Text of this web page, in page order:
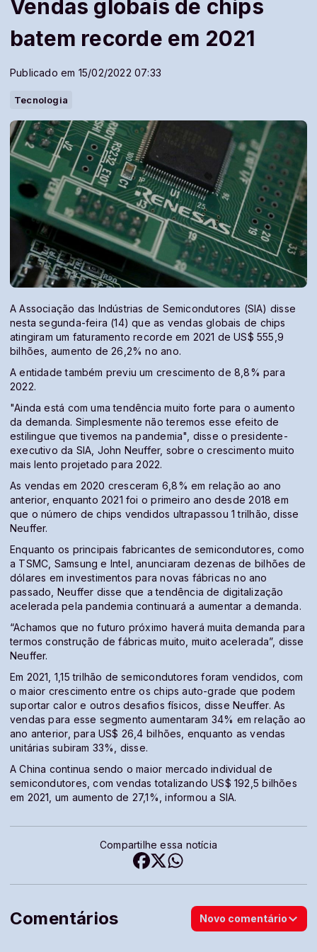
Vendas globais de chips
batem recorde em 2021
Publicado em 15/02/2022 07:33
Tecnologia
A Associação das Indústrias de Semicondutores (SIA) disse
nesta segunda-feira (14) que as vendas globais de chips
atingiram um faturamento recorde em 2021 de US$ 555,9
bilhões, aumento de 26,2% no ano.
A entidade também previu um crescimento de 8,8% para
2022.
"Ainda está com uma tendência muito forte para o aumento
da demanda. Simplesmente não teremos esse efeito de
estilingue que tivemos na pandemia", disse o presidente-
executivo da SIA, John Neuffer, sobre o crescimento muito
mais lento projetado para 2022.
As vendas em 2020 cresceram 6,8% em relação ao ano
anterior, enquanto 2021 foi o primeiro ano desde 2018 em
que o número de chips vendidos ultrapassou 1 trilhão, disse
Neuffer.
Enquanto os principais fabricantes de semicondutores, como
a TSMC, Samsung e Intel, anunciaram dezenas de bilhões de
dólares em investimentos para novas fábricas no ano
passado, Neuffer disse que a tendência de digitalização
acelerada pela pandemia continuará a aumentar a demanda.
“Achamos que no futuro próximo haverá muita demanda para
termos construção de fábricas muito, muito acelerada”, disse
Neuffer.
Em 2021, 1,15 trilhão de semicondutores foram vendidos, com
o maior crescimento entre os chips auto-grade que podem
suportar calor e outros desafios físicos, disse Neuffer. As
vendas para esse segmento aumentaram 34% em relação ao
ano anterior, para US$ 26,4 bilhões, enquanto as vendas
unitárias subiram 33%, disse.
A China continua sendo o maior mercado individual de
semicondutores, com vendas totalizando US$ 192,5 bilhões
em 2021, um aumento de 27,1%, informou a SIA.
Compartilhe essa notícia
Comentários Novo comentário